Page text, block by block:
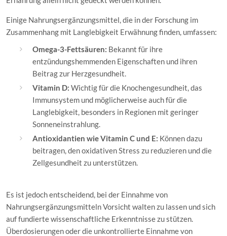
Einige Nahrungsergänzungsmittel, die in der Forschung im
Zusammenhang mit Langlebigkeit Erwähnung finden, umfassen:
Omega-3-Fettsäuren: Bekannt für ihre
entzündungshemmenden Eigenschaften und ihren
Beitrag zur Herzgesundheit.
Vitamin D: Wichtig für die Knochengesundheit, das
Immunsystem und möglicherweise auch für die
Langlebigkeit, besonders in Regionen mit geringer
Sonneneinstrahlung.
Antioxidantien wie Vitamin C und E: Können dazu
beitragen, den oxidativen Stress zu reduzieren und die
Zellgesundheit zu unterstützen.
Es ist jedoch entscheidend, bei der Einnahme von
Nahrungsergänzungsmitteln Vorsicht walten zu lassen und sich
auf fundierte wissenschaftliche Erkenntnisse zu stützen.
Überdosierungen oder die unkontrollierte Einnahme von